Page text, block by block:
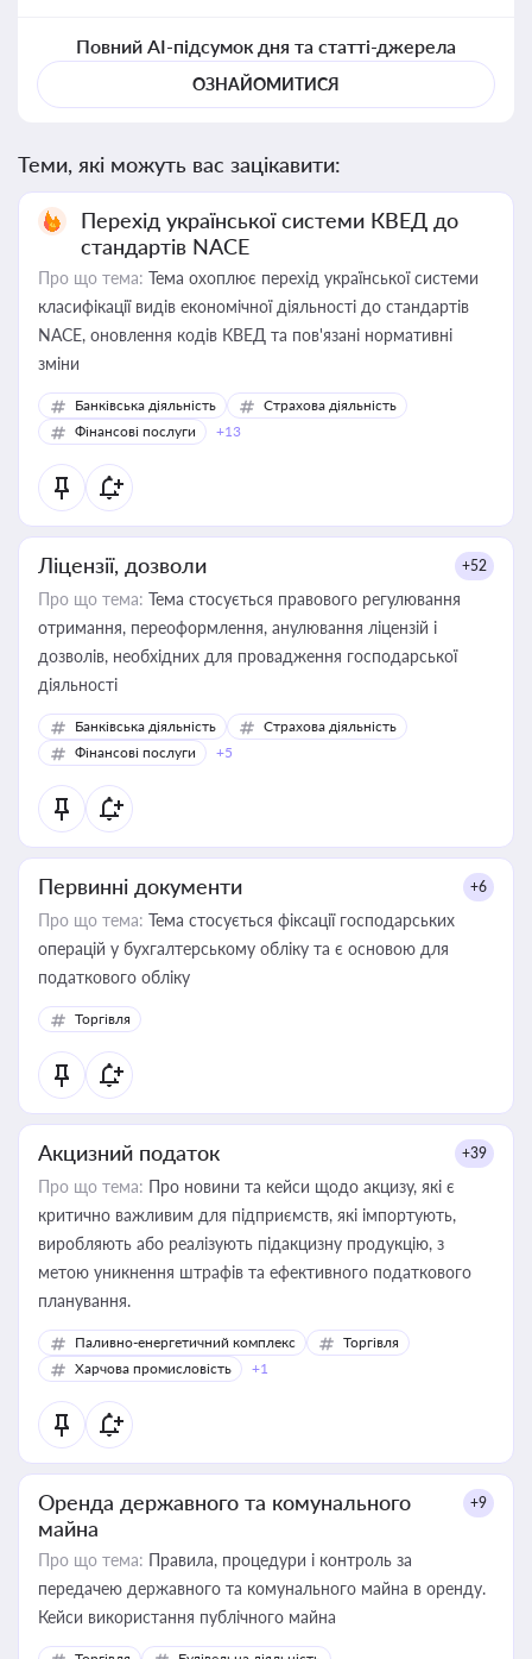
Повний AI-підсумок дня та статті-джерела
ОЗНАЙОМИТИСЯ
Теми, які можуть вас зацікавити:
Перехід української системи КВЕД до
стандартів NACE
Про що тема: Тема охоплює перехід української системи
класифікації видів економічної діяльності до стандартів
NACE, оновлення кодів КВЕД та пов'язані нормативні
зміни
Банківська діяльність
Страхова діяльність
Фінансові послуги
+13
Ліцензії, дозволи +52
Про що тема: Тема стосується правового регулювання
отримання, переоформлення, анулювання ліцензій і
дозволів, необхідних для провадження господарської
діяльності
Банківська діяльність
Страхова діяльність
Фінансові послуги
+5
Первинні документи +6
Про що тема: Тема стосується фіксації господарських
операцій у бухгалтерському обліку та є основою для
податкового обліку
Торгівля
Акцизний податок +39
Про що тема: Про новини та кейси щодо акцизу, які є
критично важливим для підприємств, які імпортують,
виробляють або реалізують підакцизну продукцію, з
метою уникнення штрафів та ефективного податкового
планування.
Паливно-енергетичний комплекс
Торгівля
Харчова промисловість
+1
Оренда державного та комунального
майна
+9
Про що тема: Правила, процедури і контроль за
передачею державного та комунального майна в оренду.
Кейси використання публічного майна